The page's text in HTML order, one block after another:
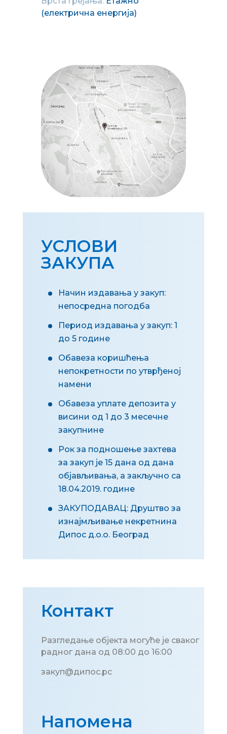
(електрична енергија)
УСЛОВИ
ЗАКУПА
Начин издавања у закуп:
непосредна погодба
Период издавања у закуп: 1
до 5 године
Обавеза коришћења
непокретности по утврђеној
намени
Обавеза уплате депозита у
висини од 1 до 3 месечне
закупнине
Рок за подношење захтева
за закуп је 15 дана од дана
објављивања, а закључно са
18.04.2019.године
ЗАКУПОДАВАЦ: Друштво за
изнајмљивање некретнина
Дипос д.о.о. Београд
Контакт
Разгледање објекта могуће је сваког
радног дана од 08:00 до 16:00
закуп@дипос.рс
Напомена